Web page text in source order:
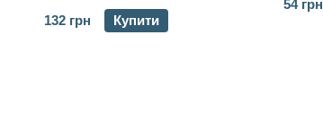
132 грн
Купити
54 грн